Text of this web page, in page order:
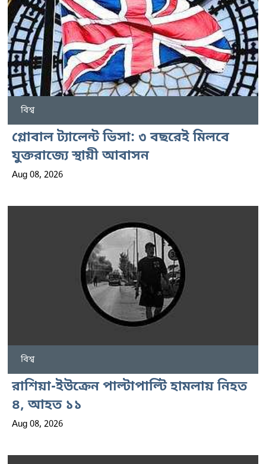
বিশ্ব
গ্লোবাল ট্যালেন্ট ভিসা: ৩ বছরেই মিলবে
যুক্তরাজ্যে স্থায়ী আবাসন
Aug 08, 2026
বিশ্ব
রাশিয়া-ইউক্রেন পাল্টাপাল্টি হামলায় নিহত
৪, আহত ১১
Aug 08, 2026